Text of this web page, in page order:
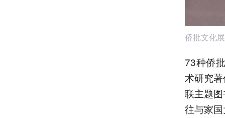
侨批文化
73种侨
术研究
联主题
往与家